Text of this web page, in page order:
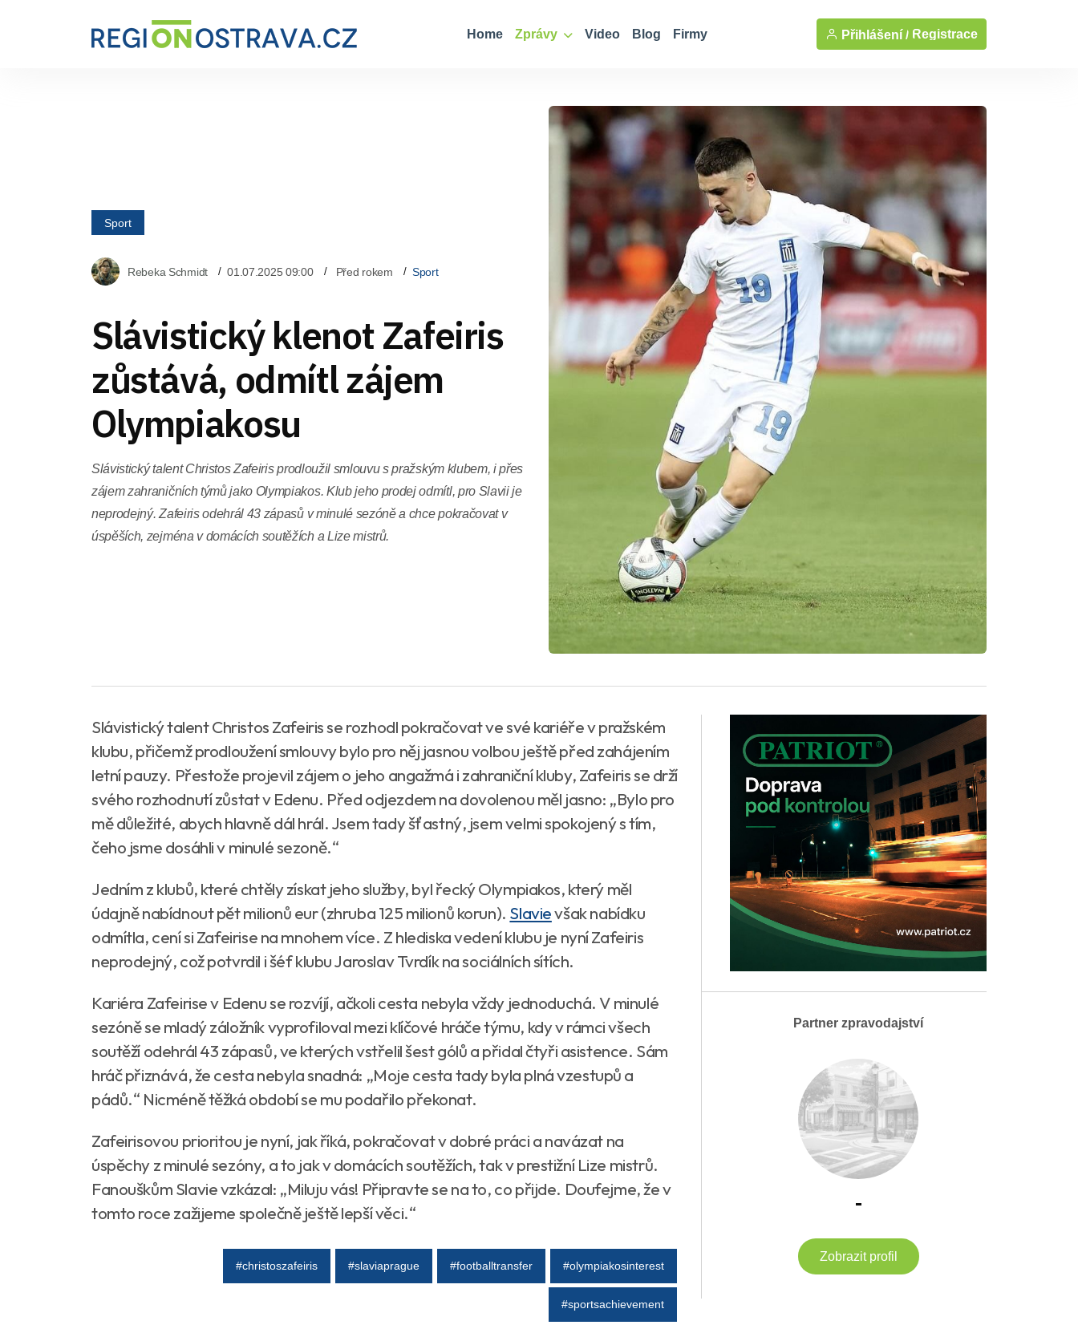
Home Zprávy Video Blog Firmy Přihlášení / Registrace
Sport
Rebeka Schmidt 01.07.2025 09:00 Před rokem Sport
Slávistický klenot Zafeiris
zůstává, odmítl zájem
Olympiakosu
Slávistický talent Christos Zafeiris prodloužil smlouvu s pražským klubem, i přes
zájem zahraničních týmů jako Olympiakos. Klub jeho prodej odmítl, pro Slavii je
neprodejný. Zafeiris odehrál 43 zápasů v minulé sezóně a chce pokračovat v
úspěších, zejména v domácích soutěžích a Lize mistrů.
Slávistický talent Christos Zafeiris se rozhodl pokračovat ve své kariéře v pražském
klubu, přičemž prodloužení smlouvy bylo pro něj jasnou volbou ještě před zahájením
letní pauzy. Přestože projevil zájem o jeho angažmá i zahraniční kluby, Zafeiris se drží
svého rozhodnutí zůstat v Edenu. Před odjezdem na dovolenou měl jasno: „Bylo pro
mě důležité, abych hlavně dál hrál. Jsem tady šťastný, jsem velmi spokojený s tím,
čeho jsme dosáhli v minulé sezoně.“
Jedním z klubů, které chtěly získat jeho služby, byl řecký Olympiakos, který měl
údajně nabídnout pět milionů eur (zhruba 125 milionů korun). Slavievšak nabídku
odmítla, cení si Zafeirise na mnohem více. Z hlediska vedení klubu je nyní Zafeiris
neprodejný, což potvrdil i šéf klubu Jaroslav Tvrdík na sociálních sítích.
Kariéra Zafeirise v Edenu se rozvíjí, ačkoli cesta nebyla vždy jednoduchá. V minulé
sezóně se mladý záložník vyprofiloval mezi klíčové hráče týmu, kdy v rámci všech
soutěží odehrál 43 zápasů, ve kterých vstřelil šest gólů a přidal čtyři asistence. Sám
hráč přiznává, že cesta nebyla snadná: „Moje cesta tady byla plná vzestupů a
pádů.“ Nicméně těžká období se mu podařilo překonat.
Zafeirisovou prioritou je nyní, jak říká, pokračovat v dobré práci a navázat na
úspěchy z minulé sezóny, a to jak v domácích soutěžích, tak v prestižní Lize mistrů.
Fanouškům Slavie vzkázal: „Miluju vás! Připravte se na to, co přijde. Doufejme, že v
tomto roce zažijeme společně ještě lepší věci.“
#christoszafeiris #slaviaprague #footballtransfer #olympiakosinterest
#sportsachievement
Partner zpravodajství
-
Zobrazit profil